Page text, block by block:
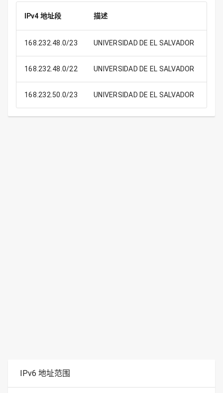
IPv4 地址段 描述
168.232.48.0/23 UNIVERSIDAD DE EL SALVADOR
168.232.48.0/22 UNIVERSIDAD DE EL SALVADOR
168.232.50.0/23 UNIVERSIDAD DE EL SALVADOR
IPv6 地址范围